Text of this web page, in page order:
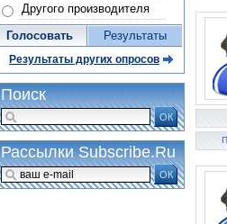
Другого производителя
Голосовать Результаты
Результаты других опросов
Поиск
ОК
Рассылки Subscribe.Ru
ОК